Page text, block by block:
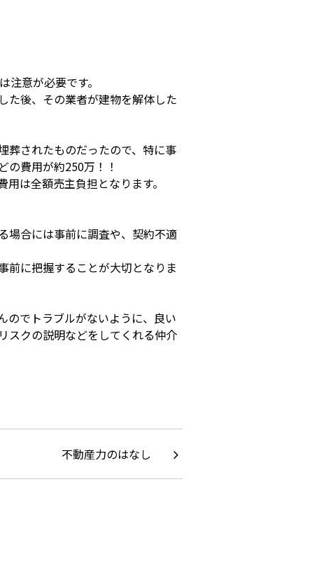
意が必要です。
た後、その業者が建物を解体した
葬されたものだったので、特に事
の費用が約250万！！
は全額売主負担となります。
場合には事前に調査や、契約不適
前に把握することが大切となりま
のでトラブルがないように、良い
スクの説明などをしてくれる仲介
不動産力のはなし